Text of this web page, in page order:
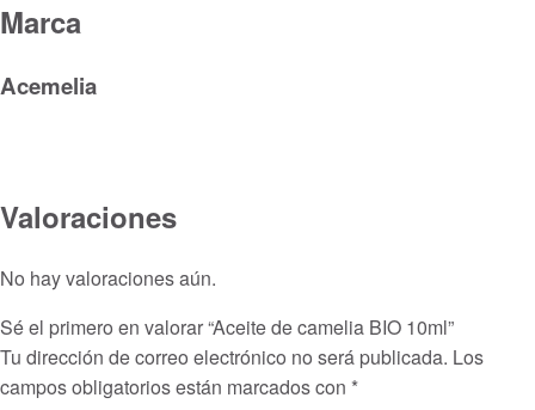
Marca
Acemelia
Valoraciones
No hay valoraciones aún.
Sé el primero en valorar “Aceite de camelia BIO 10ml”
Tu dirección de correo electrónico no será publicada. Los
campos obligatorios están marcados con *